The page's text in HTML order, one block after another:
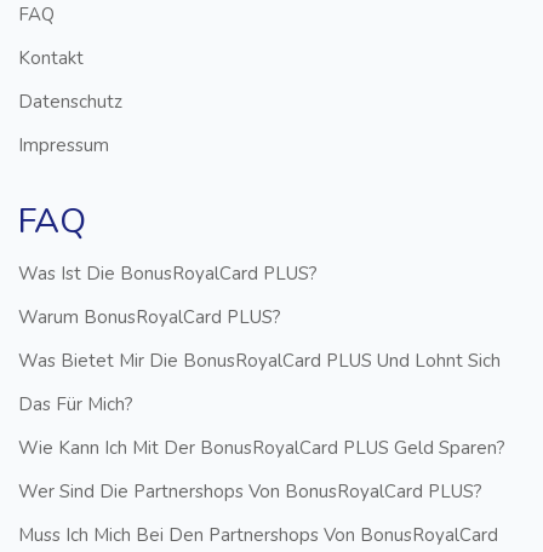
FAQ
Kontakt
Datenschutz
Impressum
FAQ
Was Ist Die BonusRoyalCard PLUS?
Warum BonusRoyalCard PLUS?
Was Bietet Mir Die BonusRoyalCard PLUS Und Lohnt Sich
Das Für Mich?
Wie Kann Ich Mit Der BonusRoyalCard PLUS Geld Sparen?
Wer Sind Die Partnershops Von BonusRoyalCard PLUS?
Muss Ich Mich Bei Den Partnershops Von BonusRoyalCard